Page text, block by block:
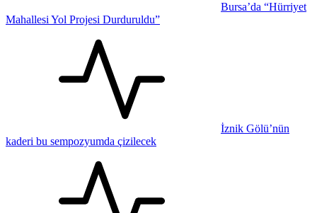
Bursa’da “Hürriyet
Mahallesi Yol Projesi Durduruldu”
İznik Gölü’nün
kaderi bu sempozyumda çizilecek